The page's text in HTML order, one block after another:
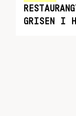
GRISEN I